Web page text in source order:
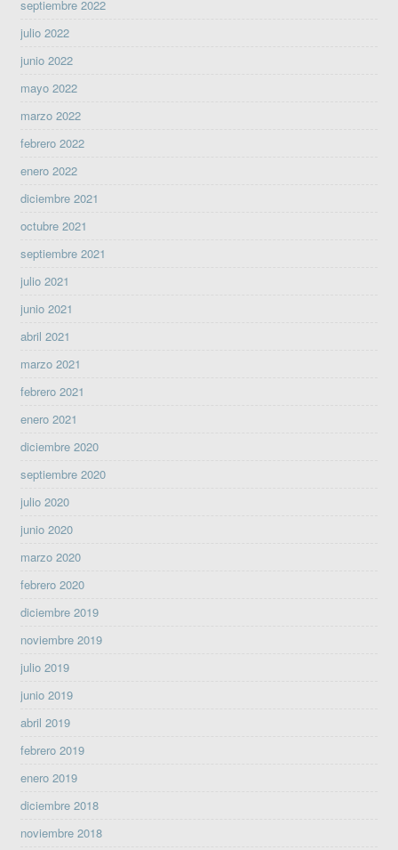
septiembre 2022
julio 2022
junio 2022
mayo 2022
marzo 2022
febrero 2022
enero 2022
diciembre 2021
octubre 2021
septiembre 2021
julio 2021
junio 2021
abril 2021
marzo 2021
febrero 2021
enero 2021
diciembre 2020
septiembre 2020
julio 2020
junio 2020
marzo 2020
febrero 2020
diciembre 2019
noviembre 2019
julio 2019
junio 2019
abril 2019
febrero 2019
enero 2019
diciembre 2018
noviembre 2018